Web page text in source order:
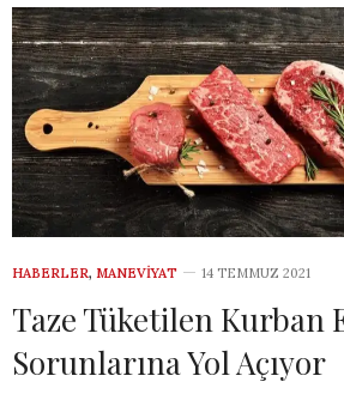
HABERLER, MANEVIYAT 14 TEMMUZ 2021
Taze Tüketilen Kurban
Sorunlarına Yol Açıyor